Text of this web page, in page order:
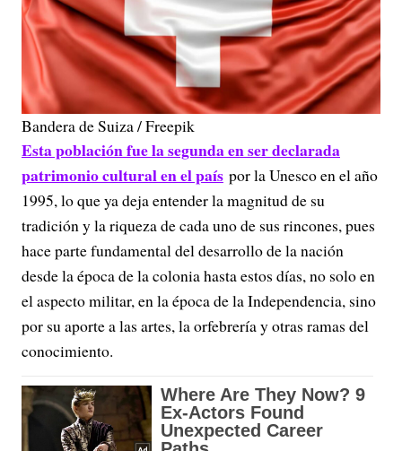
Bandera de Suiza / Freepik
Esta población fue la segunda en ser declarada
patrimonio cultural en el país por la Unesco en el año
1995, lo que ya deja entender la magnitud de su
tradición y la riqueza de cada uno de sus rincones, pues
hace parte fundamental del desarrollo de la nación
desde la época de la colonia hasta estos días, no solo en
el aspecto militar, en la época de la Independencia, sino
por su aporte a las artes, la orfebrería y otras ramas del
conocimiento.